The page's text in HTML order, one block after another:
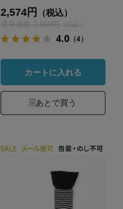
2,574円 （税込）
通常価格 2,860円 （税込）
4.0（4）
カートに入れる
あとで買う